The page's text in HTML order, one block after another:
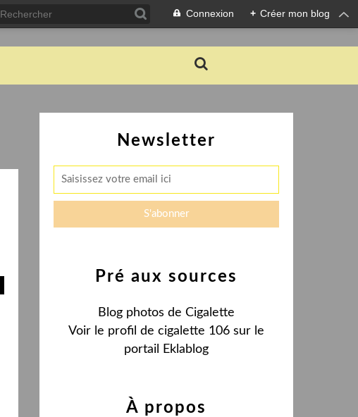
Connexion + Créer mon blog
Newsletter
Pré aux sources
Blog photos de Cigalette
Voir le profil de cigalette 106 sur le
portail Eklablog
À propos